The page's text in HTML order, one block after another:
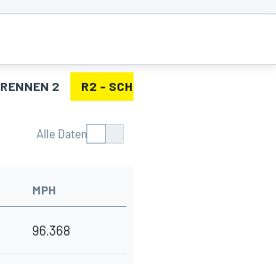
RENNEN 2 R2 - SCHNELLSTE RUNDEN
Alle Daten
MPH
96.368